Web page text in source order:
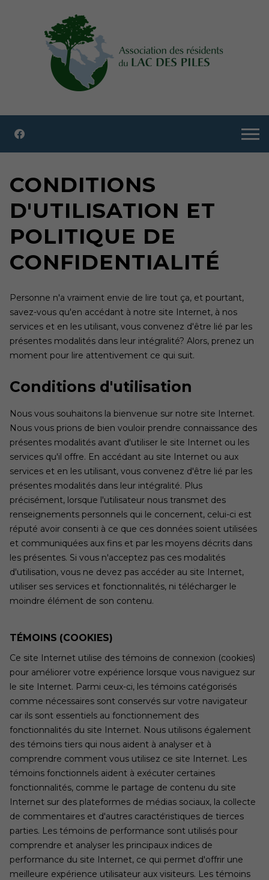
CONDITIONS
D'UTILISATION ET
POLITIQUE DE
CONFIDENTIALITÉ
Personne n'a vraiment envie de lire tout ça, et pourtant,
savez-vous qu'en accédant à notre site Internet, à nos
services et en les utilisant, vous convenez d'être lié par les
présentes modalités dans leur intégralité? Alors, prenez un
moment pour lire attentivement ce qui suit.
Conditions d'utilisation
Nous vous souhaitons la bienvenue sur notre site Internet.
Nous vous prions de bien vouloir prendre connaissance des
présentes modalités avant d'utiliser le site Internet ou les
services qu'il offre. En accédant au site Internet ou aux
services et en les utilisant, vous convenez d'être lié par les
présentes modalités dans leur intégralité. Plus
précisément, lorsque l'utilisateur nous transmet des
renseignements personnels qui le concernent, celui-ci est
réputé avoir consenti à ce que ces données soient utilisées
et communiquées aux fins et par les moyens décrits dans
les présentes. Si vous n'acceptez pas ces modalités
d'utilisation, vous ne devez pas accéder au site Internet,
utiliser ses services et fonctionnalités, ni télécharger le
moindre élément de son contenu.
TÉMOINS (COOKIES)
Ce site Internet utilise des témoins de connexion (cookies)
pour améliorer votre expérience lorsque vous naviguez sur
le site Internet. Parmi ceux-ci, les témoins catégorisés
comme nécessaires sont conservés sur votre navigateur
car ils sont essentiels au fonctionnement des
fonctionnalités du site Internet. Nous utilisons également
des témoins tiers qui nous aident à analyser et à
comprendre comment vous utilisez ce site Internet. Les
témoins fonctionnels aident à exécuter certaines
fonctionnalités, comme le partage de contenu du site
Internet sur des plateformes de médias sociaux, la collecte
de commentaires et d'autres caractéristiques de tierces
parties. Les témoins de performance sont utilisés pour
comprendre et analyser les principaux indices de
performance du site Internet, ce qui permet d'offrir une
meilleure expérience utilisateur aux visiteurs. Les témoins